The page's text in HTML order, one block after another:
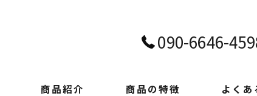
090-6646-
商品紹介 商品の特徴 よくあ